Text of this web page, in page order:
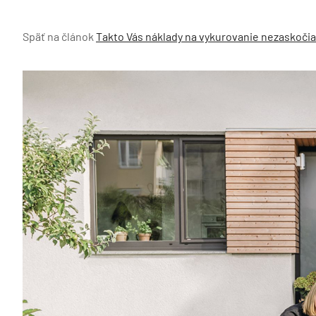
Späť na článok Takto Vás náklady na vykurovanie